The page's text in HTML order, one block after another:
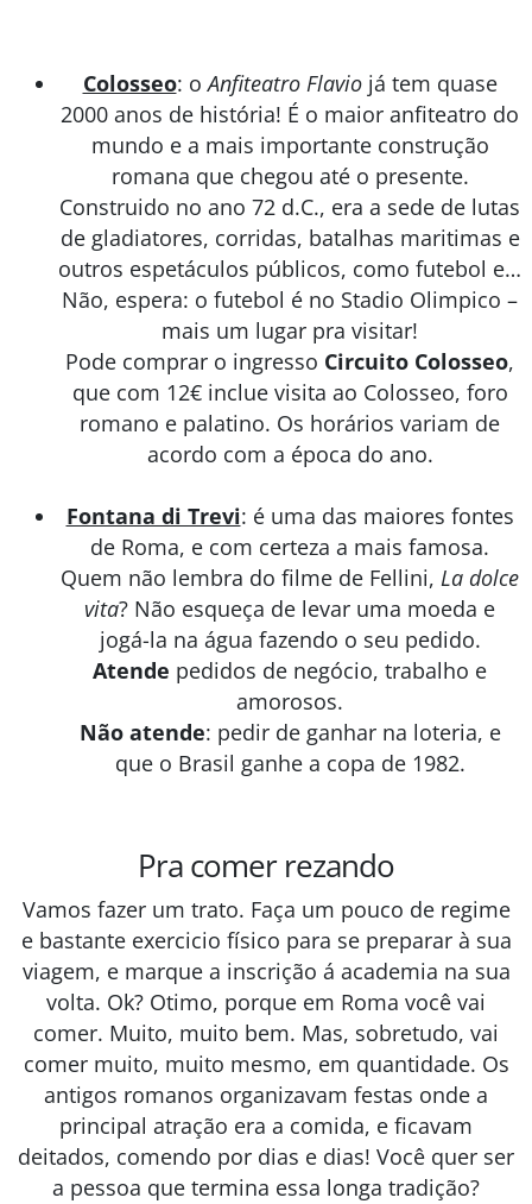
Colosseo: oAnfiteatro Flaviojá tem quase
2000 anos de história! É o maior anfiteatro do
mundo e a mais importante construção
romana que chegou até o presente.
Construido no ano 72 d.C., era a sede de lutas
de gladiatores, corridas, batalhas maritimas e
outros espetáculos públicos, como futebol e…
Não, espera: o futebol é no Stadio Olimpico –
mais um lugar pra visitar!
Pode comprar o ingresso Circuito Colosseo,
que com 12€ inclue visita ao Colosseo, foro
romano e palatino. Os horários variam de
acordo com a época do ano.
Fontana di Trevi: é uma das maiores fontes
de Roma, e com certeza a mais famosa.
Quem não lembra do filme de Fellini, La dolce
vita? Não esqueça de levar uma moeda e
jogá-la na água fazendo o seu pedido.
Atende pedidos de negócio, trabalho e
amorosos.
Não atende: pedir de ganhar na loteria, e
que o Brasil ganhe a copa de 1982.
Pra comer rezando
Vamos fazer um trato. Faça um pouco de regime
e bastante exercicio físico para se preparar à sua
viagem, e marque a inscrição á academia na sua
volta. Ok? Otimo, porque em Roma você vai
comer. Muito, muito bem. Mas, sobretudo, vai
comer muito, muito mesmo, em quantidade. Os
antigos romanos organizavam festas onde a
principal atração era a comida, e ficavam
deitados, comendo por dias e dias! Você quer ser
a pessoa que termina essa longa tradição?